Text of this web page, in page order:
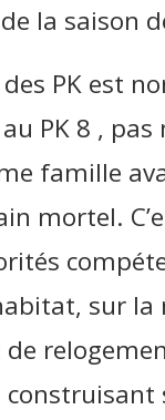
la saison
PK est
PK 8 ,
famille
mortel.
sur